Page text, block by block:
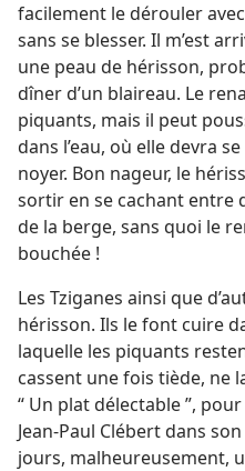
facilement le dérouler
sans se blesser. Il m’est
une peau de hérisson,
dîner d’un blaireau. Le
piquants, mais il peut
dans l’eau, où elle devra
noyer. Bon nageur, le
sortir en se cachant entre
de la berge, sans quoi le
bouchée !
Les Tziganes ainsi que
hérisson. Ils le font cuire
laquelle les piquants
cassent une fois tiède, ne
“ Un plat délectable ”,
Jean-Paul Clébert dans
jours, malheureusement,